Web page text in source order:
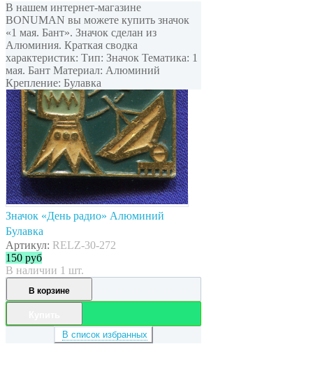
В нашем интернет-магазине
BONUMAN вы можете купить значок
«1 мая. Бант». Значок сделан из
Алюминия. Краткая сводка
характеристик: Тип: Значок Тематика: 1
мая. Бант Материал: Алюминий
Крепление: Булавка
Значок «День радио» Алюминий
Булавка
Артикул: RELZ-30-272
150 руб
В наличии 1 шт.
В корзине
В список избранных